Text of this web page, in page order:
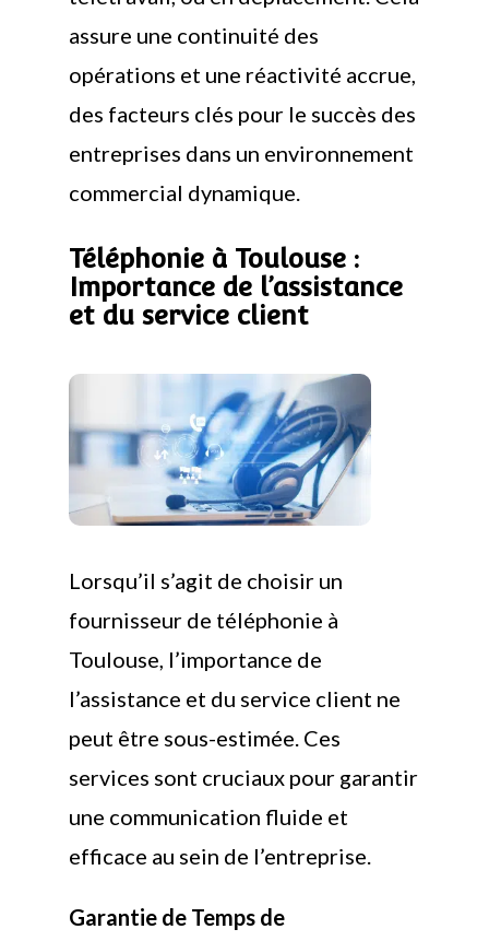
assure une continuité des
opérations et une réactivité accrue,
des facteurs clés pour le succès des
entreprises dans un environnement
commercial dynamique.
Téléphonie à Toulouse :
Importance de l’assistance
et du service client
Lorsqu’il s’agit de choisir un
fournisseur de téléphonie à
Toulouse, l’importance de
l’assistance et du service client ne
peut être sous-estimée. Ces
services sont cruciaux pour garantir
une communication fluide et
efficace au sein de l’entreprise.
Garantie de Temps de